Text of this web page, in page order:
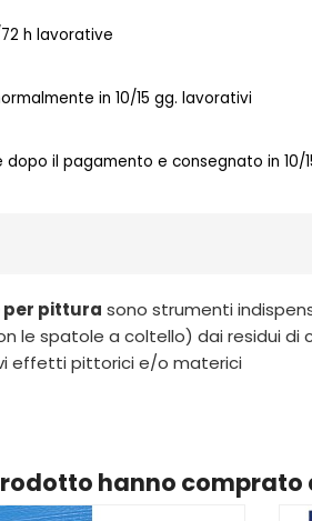
h lavorative
in 10/15 gg. lavorativi
dopo il pagamento e consegnato in 10/
per pittura sono strumenti
le spatole a coltello) dai residui
effetti pittorici e/o materici
hanno comprato